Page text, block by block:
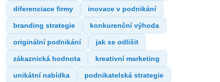
diferenciace firmy inovace v podnikání
branding strategie konkurenční výhoda
originální podnikání jak se odlišit
zákaznická hodnota kreativní marketing
unikátní nabídka podnikatelská strategie